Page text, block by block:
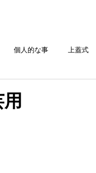
個人的な事 上蓋式